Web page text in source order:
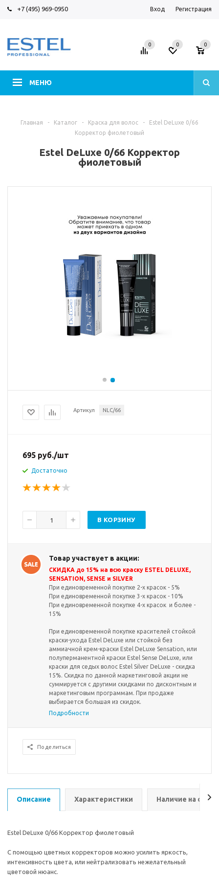
+7 (495) 969-0950 Вход Регистрация
МЕНЮ
0 0 0
Главная - Каталог - Краска для волос -
Estel DeLuxe 0/66
Корректор фиолетовый
Estel DeLuxe 0/66 Корректор
фиолетовый
Артикул NLC/66
695 руб./шт
Достаточно
В КОРЗИНУ
Товар участвует в акции:
СКИДКА до 15% на всю краску ESTEL DELUXE,
SENSATION, SENSE и SILVER
При единовременной покупке 2-х красок - 5%
При единовременной покупке 3-х красок - 10%
При единовременной покупке 4-х красок и более -
15%
При единовременной покупке красителей стойкой
краски-ухода Estel DeLuxe или стойкой без
аммиачной крем-краски Estel DeLuxe Sensation, или
полуперманентной краски Estel Sense DeLuxe, или
краски для седых волос Estel Silver DeLuxe - скидка
15%. Скидка по данной маркетинговой акции не
суммируется с другими скидками по дисконтным и
маркетинговым программам. При продаже
выбирается большая из скидок.
Подробности
Поделиться
Описание Характеристики Наличие на
Estel DeLuxe 0/66 Корректор фиолетовый
С помощью цветных корректоров можно усилить яркость,
интенсивность цвета, или нейтрализовать нежелательный
цветовой нюанс.